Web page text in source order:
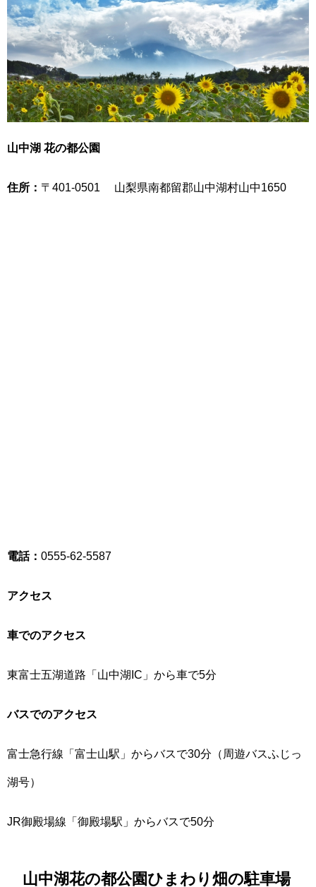
山中湖 花の都公園
住所： 〒401-0501 山梨県南都留郡山中湖村山中1650
電話： 0555-62-5587
アクセス
車でのアクセス
東富士五湖道路「山中湖IC」から車で5分
バスでのアクセス
富士急行線「富士山駅」からバスで30分（周遊バスふじっ
湖号）
JR御殿場線「御殿場駅」からバスで50分
山中湖花の都公園ひまわり畑の駐車場